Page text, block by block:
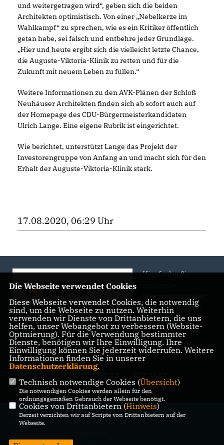
und weitergetragen wird“, geben sich die beiden
Architekten optimistisch. Von einer „Nebelkerze im
Wahlkampf“ zu sprechen, wie es ein Kritiker öffentlich
getan habe, sei falsch und entbehre jeder Grundlage.
Hier und heute ergibt sich die vielleicht letzte Chance,
die Auguste-Viktoria-Klinik zu retten und für die
Zukunft mit neuem Leben zu füllen.“
Weitere Informationen zu den AVK-Plänen der Schloß
Neuhäuser Architekten finden sich ab sofort auch auf
der Homepage des CDU-Bürgermeisterkandidaten
Ulrich Lange. Eine eigene Rubrik ist eingerichtet.
Wie berichtet, unterstützt Lange das Projekt der
Investorengruppe von Anfang an und macht sich für den
Erhalt der Auguste-Viktoria-Klinik stark.
17.08.2020, 06:29 Uhr
Hier finden Sie
uns, unsere Arbeit
und Engagement vor
Ort.
@2026 CDU Stadtverband Bad
Lippspringe - Vorsitzender Bastian
Die Webseite verwendet Cookies
Diese Webseite verwendet Cookies, die notwendig
sind, um die Webseite zu nutzen. Weiterhin
verwenden wir Dienste von Drittanbietern, die uns
helfen, unser Webangebot zu verbessern (Website-
Optmierung). Für die Verwendung bestimmter
Dienste, benötigen wir Ihre Einwilligung. Ihre
Einwilligung können Sie jederzeit widerrufen. Weitere
Informationen finden Sie in unserer
Datenschutzerklärung.
Technisch notwendige Cookies (Übersicht)
Die notwendigen Cookies werden allein für den
ordnungsgemäßen Gebrauch der Webseite benötigt.
Cookies von Drittanbietern (Hinweis)
Derzeit verzichten wir auf Scripte von Drittanbietern auf der
Webseite.